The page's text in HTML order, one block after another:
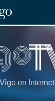
en Internet